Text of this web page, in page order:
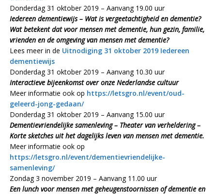
Donderdag 31 oktober 2019 – Aanvang 19.00 uur
Iedereen dementiewijs – Wat is vergeetachtigheid en dementie?
Wat betekent dat voor mensen met dementie, hun gezin, familie,
vrienden en de omgeving van mensen met dementie?
Lees meer in de Uitnodiging 31 oktober 2019 Iedereen
dementiewijs
Donderdag 31 oktober 2019 – Aanvang 10.30 uur
Interactieve bijeenkomst over onze Nederlandse cultuur
Meer informatie ook op https://letsgro.nl/event/oud-
geleerd-jong-gedaan/
Donderdag 31 oktober 2019 – Aanvang 15.00 uur
Dementievriendelijke samenleving – Theater van verheldering –
Korte sketches uit het dagelijks leven van mensen met dementie.
Meer informatie ook op
https://letsgro.nl/event/dementievriendelijke-
samenleving/
Zondag 3 november 2019 – Aanvang 11.00 uur
Een lunch voor mensen met geheugenstoornissen of dementie en